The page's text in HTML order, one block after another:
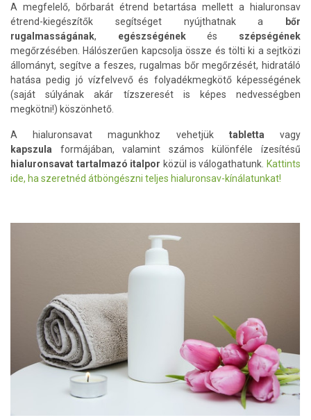
A megfelelő, bőrbarát étrend betartása mellett a hialuronsav
étrend-kiegészítők segítséget nyújthatnak a
bőr
rugalmasságának, egészségénekés szépségének
megőrzésében. Hálószerűen kapcsolja össze és tölti ki a sejtközi
állományt, segítve a feszes, rugalmas bőr megőrzését, hidratáló
hatása pedig jó vízfelvevő és folyadékmegkötő képességének
(saját súlyának akár tízszeresét is képes nedvességben
megkötni!) köszönhető.
A hialuronsavat magunkhoz vehetjük tablettavagy
kapszula formájában, valamint számos különféle ízesítésű
hialuronsavat tartalmazó italpor közül is válogathatunk. Kattints
ide, ha szeretnéd átböngészni teljes hialuronsav-kínálatunkat!